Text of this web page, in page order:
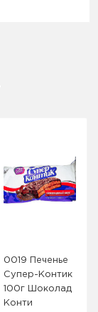
0019 Печенье
Супер-Контик
100г Шоколад
Конти